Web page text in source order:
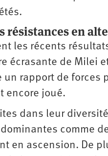
résistances en
les récents
écrasante de Milei
un rapport de
encore joué.
dans leur
comme
en ascension. De